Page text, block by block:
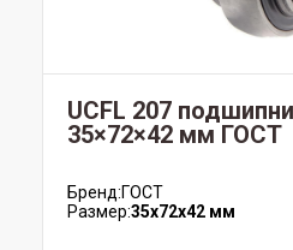
UCFL 207
35×72×42 мм ГОСТ
Бренд:ГОСТ
Размер:35x72x42 мм